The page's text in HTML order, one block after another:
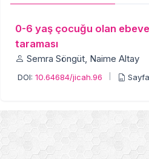
0-6 yaş çocuğu olan
taraması
Semra Söngüt, Naime Altay
DOI: 10.64684/jicah.96